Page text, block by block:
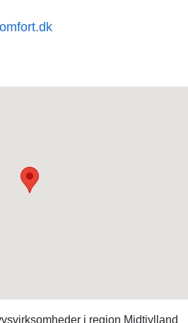
i region Midtjylland